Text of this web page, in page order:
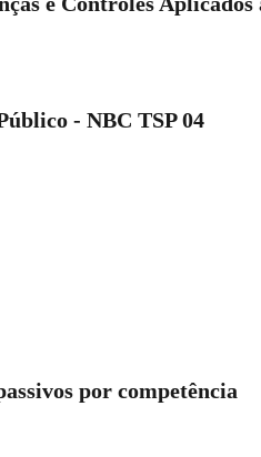
- NBC TSP 04
por competência